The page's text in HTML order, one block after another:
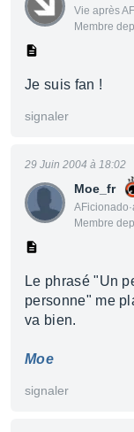
Vie après
Membre
Je suis fan !
signaler
Moe_fr
Membre
29 Juin 2004 à 18:02
Le phrasé "Un
personne" me
va bien.
Moe
signaler